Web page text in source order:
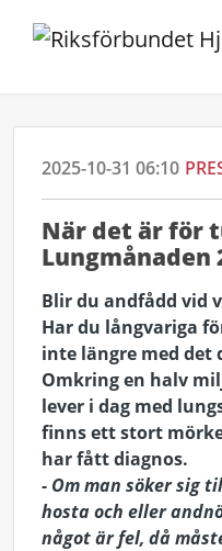
2025-10-31 06:10
När det är för
Lungmånaden
Blir du andfådd vid
Har du långvariga
inte längre med det
Omkring en halv
lever i dag med
finns ett stort
har fått diagnos.
- Om man söker sig
hosta och eller
något är fel, då